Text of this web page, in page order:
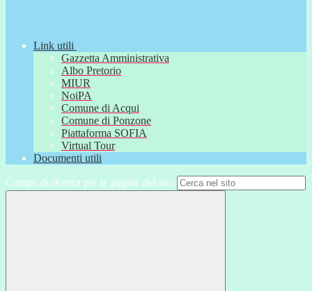
Link utili
Gazzetta Amministrativa
Albo Pretorio
MIUR
NoiPA
Comune di Acqui
Comune di Ponzone
Piattaforma SOFIA
Virtual Tour
Documenti utili
Campo di ricerca per le pagine del sito